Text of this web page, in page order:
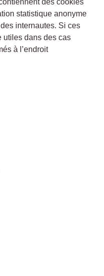
des cookies
statistique anonyme
internautes. Si ces
utiles dans des cas
à l’endroit